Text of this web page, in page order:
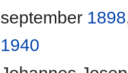
september 1898
1940